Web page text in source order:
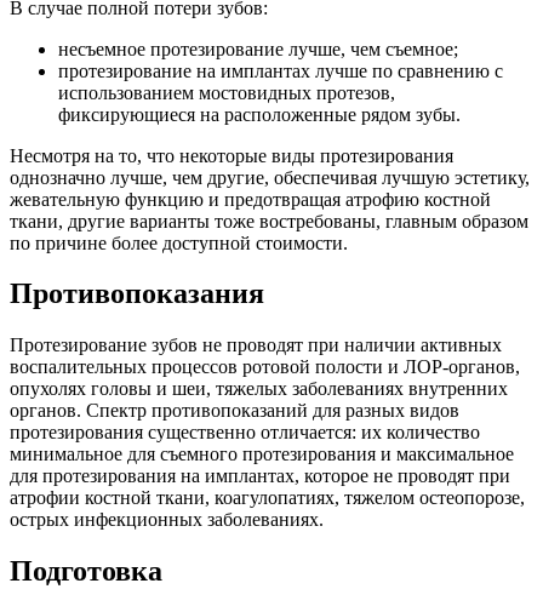
В случае полной потери зубов:
несъемное протезирование лучше, чем съемное;
протезирование на имплантах лучше по сравнению с
использованием мостовидных протезов,
фиксирующиеся на расположенные рядом зубы.
Несмотря на то, что некоторые виды протезирования
однозначно лучше, чем другие, обеспечивая лучшую эстетику,
жевательную функцию и предотвращая атрофию костной
ткани, другие варианты тоже востребованы, главным образом
по причине более доступной стоимости.
Противопоказания
Протезирование зубов не проводят при наличии активных
воспалительных процессов ротовой полости и ЛОР-органов,
опухолях головы и шеи, тяжелых заболеваниях внутренних
органов. Спектр противопоказаний для разных видов
протезирования существенно отличается: их количество
минимальное для съемного протезирования и максимальное
для протезирования на имплантах, которое не проводят при
атрофии костной ткани, коагулопатиях, тяжелом остеопорозе,
острых инфекционных заболеваниях.
Подготовка